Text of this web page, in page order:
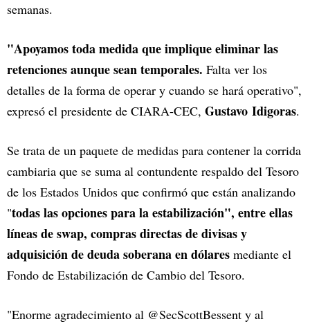
semanas.
"Apoyamos toda medida que implique eliminar las
retenciones aunque sean temporales. Falta ver los
detalles de la forma de operar y cuando se hará operativo",
expresó el presidente de CIARA-CEC, Gustavo Idigoras.
Se trata de un paquete de medidas para contener la corrida
cambiaria que se suma al contundente respaldo del Tesoro
de los Estados Unidos que confirmó que están analizando
"todas las opciones para la estabilización", entre ellas
líneas de swap, compras directas de divisas y
adquisición de deuda soberana en dólares mediante el
Fondo de Estabilización de Cambio del Tesoro.
"Enorme agradecimiento al @SecScottBessent y al